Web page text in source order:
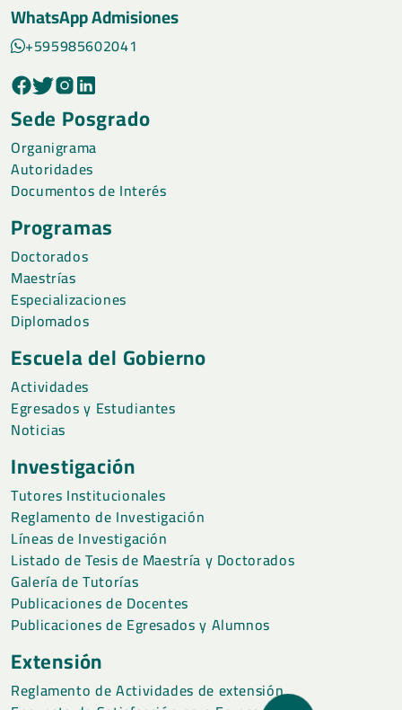
WhatsApp Admisiones
+595985602041
Sede Posgrado
Organigrama
Autoridades
Documentos de Interés
Programas
Doctorados
Maestrías
Especializaciones
Diplomados
Escuela del Gobierno
Actividades
Egresados y Estudiantes
Noticias
Investigación
Tutores Institucionales
Reglamento de Investigación
Líneas de Investigación
Listado de Tesis de Maestría y Doctorados
Galería de Tutorías
Publicaciones de Docentes
Publicaciones de Egresados y Alumnos
Extensión
Reglamento de Actividades de extensión